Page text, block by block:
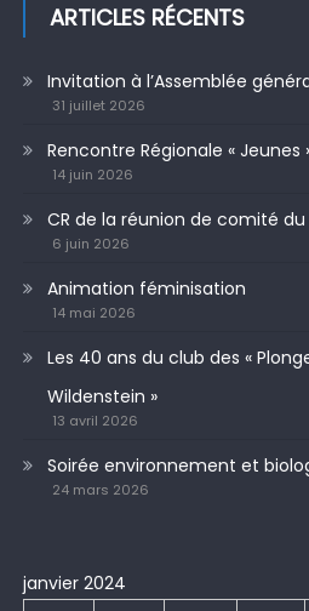
ARTICLES RÉCENTS
Invitation à l’Assemblée
31 juillet 2026
Rencontre Régionale « Jeunes »
14 juin 2026
CR de la réunion de comité
6 juin 2026
Animation féminisation
14 mai 2026
Les 40 ans du club des «
Wildenstein »
13 avril 2026
Soirée environnement et
24 mars 2026
janvier 2024